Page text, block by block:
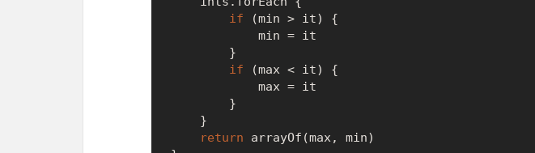
if (min > it) {
if (max < it) {
return arrayOf(max, min)